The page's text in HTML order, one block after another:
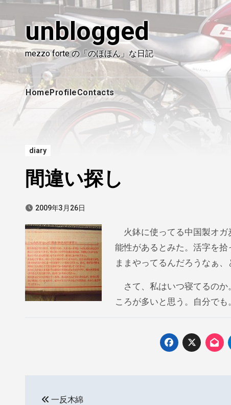
容
を
ス
ッ
unblogged
mezzo forte の「のほほん」な日記
HomeProfileContacts
diary
間違い探し
2009年3月26日
火鉢に使ってる中国製オガ
能性があるとみた。活字を
ままやってるんだろうなぁ
さて、私はいつ寝てるのか
ころが多いと思う。自分でも。
一反木綿